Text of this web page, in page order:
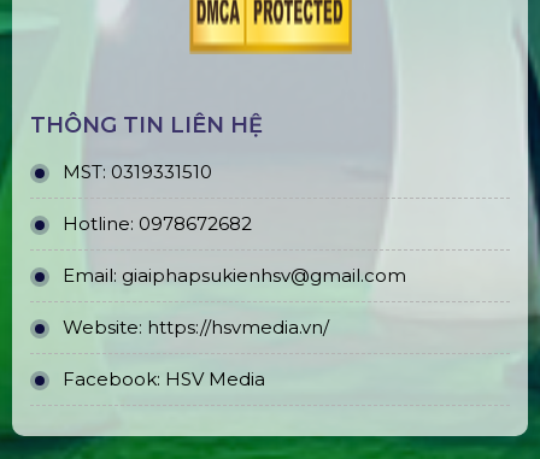
THÔNG TIN LIÊN HỆ
MST: 0319331510
Hotline: 0978672682
Email: giaiphapsukienhsv@gmail.com
Website: https://hsvmedia.vn/
Facebook: HSV Media